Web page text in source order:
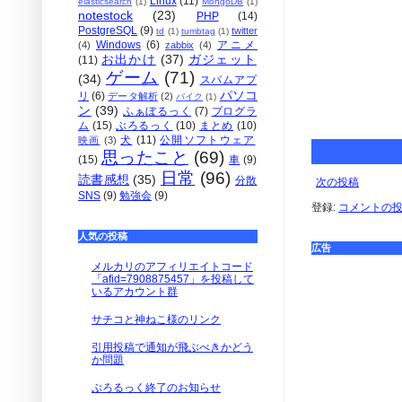
次の投稿
登録: コメントの
広告
notestock (23) PHP
(14)
PostgreSQL (9) td (1) tumbtag (1) twitter
(4) Windows (6) zabbix (4)
アニメ
(11) お出かけ (37) ガジェット
(34) ゲーム (71) スパムアプ
リ (6) データ解析 (2) バイク (1) パソコ
ン (39) ふぁぼるっく (7) プログラ
ム (15) ぶろるっく (10) まとめ (10)
映画 (3) 犬 (11) 公開ソフトウェア
(15) 思ったこと (69) 車 (9)
読書感想 (35) 日常 (96) 分散
SNS (9) 勉強会 (9)
人気の投稿
メルカリのアフィリエイトコード
「afid=7908875457」を投稿して
いるアカウント群
サチコと神ねこ様のリンク
引用投稿で通知が飛ぶべきかどう
か問題
ぶろるっく終了のお知らせ